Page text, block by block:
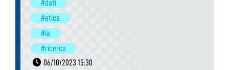
#dati
#etica
#ia
#ricerca
06/10/2023 15:30